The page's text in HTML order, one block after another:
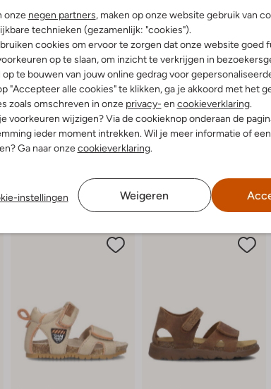
onze negen partners, maken op onze website gebruik van
technieken (gezamenlijk: "cookies").
cookies om ervoor te zorgen dat onze website goed
op te slaan, om inzicht te verkrijgen in
op te bouwen van jouw online gedrag voor
"Accepteer alle cookies" te klikken, ga je akkoord met het
zoals omschreven in onze privacy- en cookieverklaring.
voorkeuren wijzigen? Via de cookieknop onderaan de
ieder moment intrekken. Wil je meer informatie of
Ga naar onzecookieverklaring.
instellingen Weigeren
Textiel
Leer
Rubber, Kurk
Klittenband
Ronde Neus
Deze platte sandalen
combinatie van een
middagje spelen in
maakt het aan- en
moeiteloos met een
zomer, deze